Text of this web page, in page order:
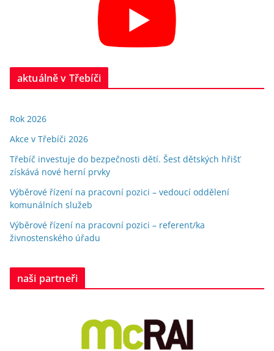
aktuálně v Třebíči
Rok 2026
Akce v Třebíči 2026
Třebíč investuje do bezpečnosti dětí. Šest dětských hřišť
získává nové herní prvky
Výběrové řízení na pracovní pozici – vedoucí oddělení
komunálních služeb
Výběrové řízení na pracovní pozici – referent/ka
živnostenského úřadu
naši partneři